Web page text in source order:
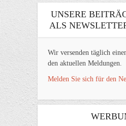
UNSERE
ALS
Wir versenden täglich
den aktuellen Meldungen.
Melden Sie sich für den